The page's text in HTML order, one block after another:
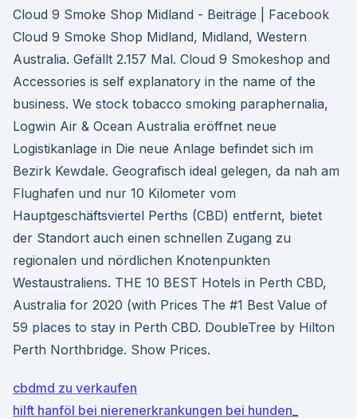
Cloud 9 Smoke Shop Midland - Beiträge | Facebook
Cloud 9 Smoke Shop Midland, Midland, Western
Australia. Gefällt 2.157 Mal. Cloud 9 Smokeshop and
Accessories is self explanatory in the name of the
business. We stock tobacco smoking paraphernalia,
Logwin Air & Ocean Australia eröffnet neue
Logistikanlage in Die neue Anlage befindet sich im
Bezirk Kewdale. Geografisch ideal gelegen, da nah am
Flughafen und nur 10 Kilometer vom
Hauptgeschäftsviertel Perths (CBD) entfernt, bietet
der Standort auch einen schnellen Zugang zu
regionalen und nördlichen Knotenpunkten
Westaustraliens. THE 10 BEST Hotels in Perth CBD,
Australia for 2020 (with Prices The #1 Best Value of
59 places to stay in Perth CBD. DoubleTree by Hilton
Perth Northbridge. Show Prices.
cbdmd zu verkaufen
hilft hanföl bei nierenerkrankungen bei hunden_